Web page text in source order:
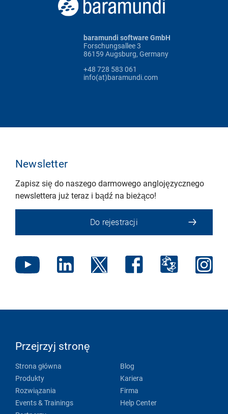
baramundi software GmbH
Forschungsallee 3
86159 Augsburg, Germany
+48 728 583 061
info(at)baramundi.com
Newsletter
Zapisz się do naszego darmowego anglojęzycznego
newslettera już teraz i bądź na bieżąco!
Do rejestracji
Przejrzyj stronę
Strona główna
Produkty
Rozwiązania
Events & Trainings
Blog
Kariera
Firma
Help Center